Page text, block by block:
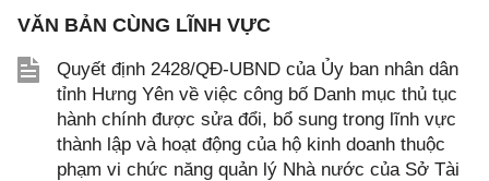
VĂN BẢN CÙNG LĨNH VỰC
Quyết định 2428/QĐ-UBND của Ủy ban nhân dân
tỉnh Hưng Yên về việc công bố Danh mục thủ tục
hành chính được sửa đổi, bổ sung trong lĩnh vực
thành lập và hoạt động của hộ kinh doanh thuộc
phạm vi chức năng quản lý Nhà nước của Sở Tài